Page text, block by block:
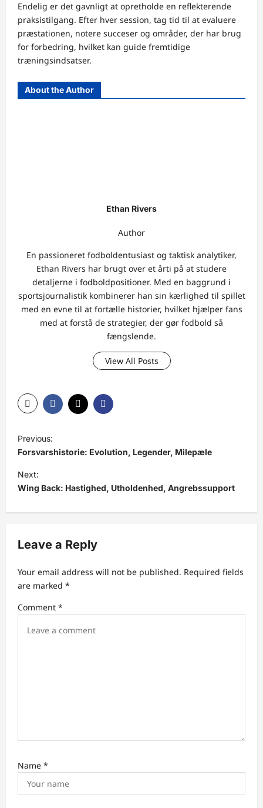
Endelig er det gavnligt at opretholde en reflekterende
praksistilgang. Efter hver session, tag tid til at evaluere
præstationen, notere succeser og områder, der har brug
for forbedring, hvilket kan guide fremtidige
træningsindsatser.
About the Author
Ethan Rivers
Author
En passioneret fodboldentusiast og taktisk analytiker,
Ethan Rivers har brugt over et årti på at studere
detaljerne i fodboldpositioner. Med en baggrund i
sportsjournalistik kombinerer han sin kærlighed til spillet
med en evne til at fortælle historier, hvilket hjælper fans
med at forstå de strategier, der gør fodbold så
fængslende.
View All Posts
P
o
s
t
v
g
t
Previous:
Forsvarshistorie: Evolution, Legender, Milepæle
Next:
Wing Back: Hastighed, Utholdenhed, Angrebssupport
Leave a Reply
Your email address will not be published. Required fields
are marked *
Comment *
Name *